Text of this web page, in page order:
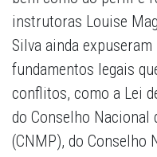
instrutoras Louise
Silva ainda
fundamentos legais
conflitos, como a Lei
do Conselho
(CNMP), do Conselho